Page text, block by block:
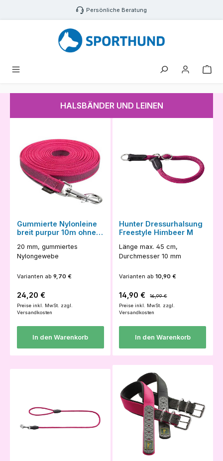
Zum Hauptinhalt springen Persönliche Beratung
HALSBÄNDER UND LEINEN
Gummierte Nylonleine
breit purpur 10m ohne
20 mm, gummiertes
Nylongewebe
Varianten ab 9,70 €
Regulärer Preis:
24,20 €
Preise inkl. MwSt. zzgl.
Versandkosten
In den Warenkorb
Hunter Dressurhalsung
Freestyle Himbeer M
Länge max. 45 cm,
Durchmesser 10 mm
Varianten ab 10,90 €
Verkaufspreis:
14,90 € Regulärer Preis:
16,99 €
Preise inkl. MwSt. zzgl.
Versandkosten
In den Warenkorb